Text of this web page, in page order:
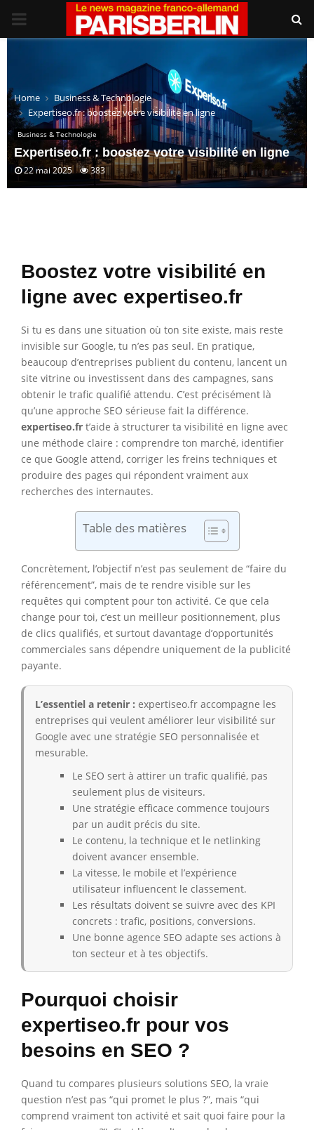
PRIMARY
Home
Business & Technologie
Expertiseo.fr : boostez votre visibilité en ligne
Business & Technologie
Expertiseo.fr : boostez votre visibilité en ligne
22 mai 2025 383
Boostez votre visibilité en
ligne avec expertiseo.fr
Si tu es dans une situation où ton site existe, mais reste
invisible sur Google, tu n’es pas seul. En pratique,
beaucoup d’entreprises publient du contenu, lancent un
site vitrine ou investissent dans des campagnes, sans
obtenir le trafic qualifié attendu. C’est précisément là
qu’une approche SEO sérieuse fait la différence.
expertiseo.fr t’aide à structurer ta visibilité en ligne avec
une méthode claire : comprendre ton marché, identifier
ce que Google attend, corriger les freins techniques et
produire des pages qui répondent vraiment aux
recherches des internautes.
Table des matières
Concrètement, l’objectif n’est pas seulement de “faire du
référencement”, mais de te rendre visible sur les
requêtes qui comptent pour ton activité. Ce que cela
change pour toi, c’est un meilleur positionnement, plus
de clics qualifiés, et surtout davantage d’opportunités
commerciales sans dépendre uniquement de la publicité
payante.
L’essentiel a retenir : expertiseo.fr accompagne les
entreprises qui veulent améliorer leur visibilité sur
Google avec une stratégie SEO personnalisée et
mesurable.
Le SEO sert à attirer un trafic qualifié, pas
seulement plus de visiteurs.
Une stratégie efficace commence toujours
par un audit précis du site.
Le contenu, la technique et le netlinking
doivent avancer ensemble.
La vitesse, le mobile et l’expérience
utilisateur influencent le classement.
Les résultats doivent se suivre avec des KPI
concrets : trafic, positions, conversions.
Une bonne agence SEO adapte ses actions à
ton secteur et à tes objectifs.
Pourquoi choisir
expertiseo.fr pour vos
besoins en SEO ?
Quand tu compares plusieurs solutions SEO, la vraie
question n’est pas “qui promet le plus ?”, mais “qui
comprend vraiment ton activité et sait quoi faire pour la